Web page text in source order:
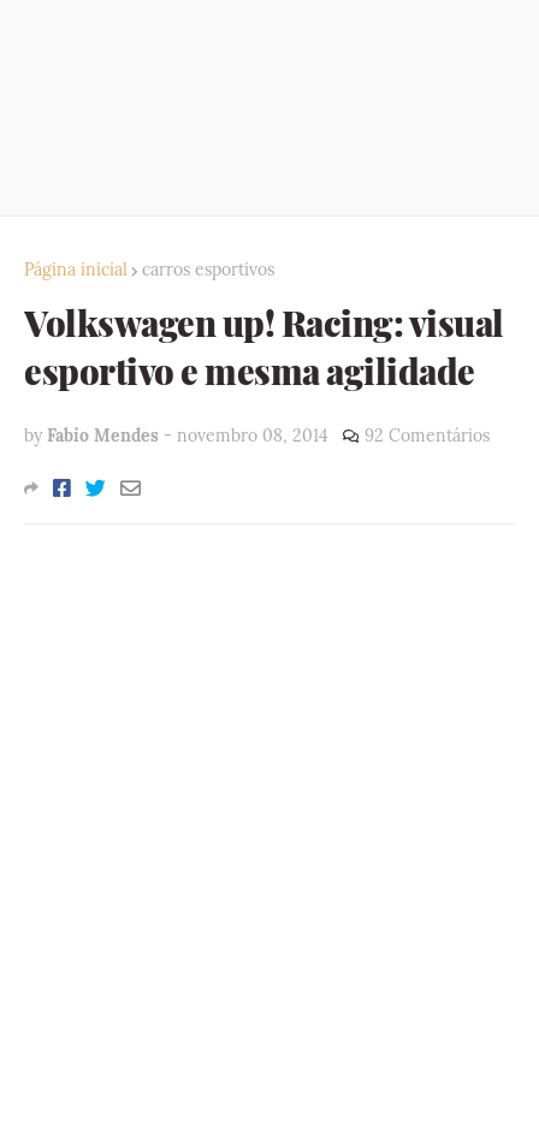
Página inicial carros esportivos
Volkswagen up! Racing: visual
esportivo e mesma agilidade
by Fabio Mendes - novembro 08, 2014 92 Comentários